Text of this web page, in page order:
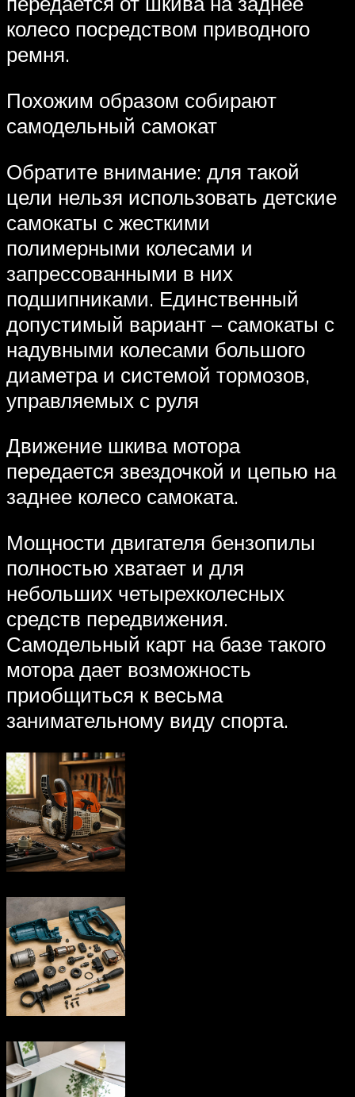
колесо посредством приводного
ремня.
Похожим образом собирают
самодельный самокат
Обратите внимание: для такой
цели нельзя использовать детские
самокаты с жесткими
полимерными колесами и
запрессованными в них
подшипниками. Единственный
допустимый вариант – самокаты с
надувными колесами большого
диаметра и системой тормозов,
управляемых с руля
Движение шкива мотора
передается звездочкой и цепью на
заднее колесо самоката.
Мощности двигателя бензопилы
полностью хватает и для
небольших четырехколесных
средств передвижения.
Самодельный карт на базе такого
мотора дает возможность
приобщиться к весьма
занимательному виду спорта.